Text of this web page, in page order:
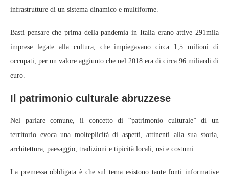
infrastrutture di un sistema dinamico e multiforme.
Basti pensare che prima della pandemia in Italia erano attive 291mila
imprese legate alla cultura, che impiegavano circa 1,5 milioni di
occupati, per un valore aggiunto che nel 2018 era di circa 96 miliardi di
euro.
Il patrimonio culturale abruzzese
Nel parlare comune, il concetto di “patrimonio culturale” di un
territorio evoca una molteplicità di aspetti, attinenti alla sua storia,
architettura, paesaggio, tradizioni e tipicità locali, usi e costumi.
La premessa obbligata è che sul tema esistono tante fonti informative